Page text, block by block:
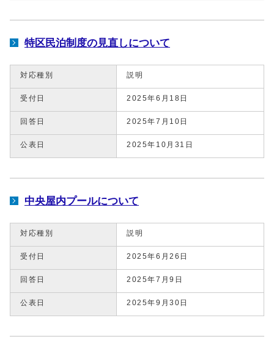
特区民泊制度の見直しについて
対応種別 説明
受付日 2025年6月18日
回答日 2025年7月10日
公表日 2025年10月31日
中央屋内プールについて
対応種別 説明
受付日 2025年6月26日
回答日 2025年7月9日
公表日 2025年9月30日